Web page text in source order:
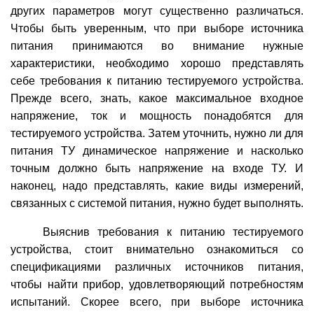
других параметров могут существенно различаться.
Чтобы быть уверенным, что при выборе источника
питания принимаются во внимание нужные
характеристики, необходимо хорошо представлять
себе требования к питанию тестируемого устройства.
Прежде всего, знать, какое максимальное входное
напряжение, ток и мощность понадобятся для
тестируемого устройства. Затем уточнить, нужно ли для
питания ТУ динамическое напряжение и насколько
точным должно быть напряжение на входе ТУ. И
наконец, надо представлять, какие виды измерений,
связанных с системой питания, нужно будет выполнять.
Выяснив требования к питанию тестируемого
устройства, стоит внимательно ознакомиться со
спецификациями различных источников питания,
чтобы найти прибор, удовлетворяющий потребностям
испытаний. Скорее всего, при выборе источника